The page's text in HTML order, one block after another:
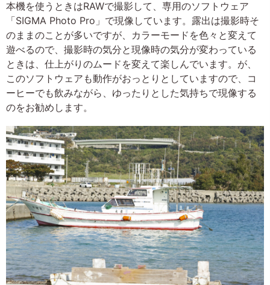
本機を使うときはRAWで撮影して、専用のソフトウェア
「SIGMA Photo Pro」で現像しています。露出は撮影時そ
のままのことが多いですが、カラーモードを色々と変えて
遊べるので、撮影時の気分と現像時の気分が変わっている
ときは、仕上がりのムードを変えて楽しんでいます。が、
このソフトウェアも動作がおっとりとしていますので、コ
ーヒーでも飲みながら、ゆったりとした気持ちで現像する
のをお勧めします。